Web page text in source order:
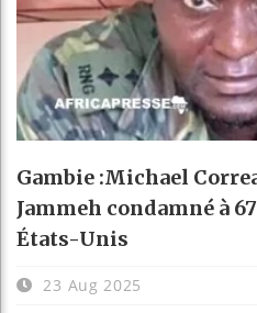
Gambie :Michael
Jammeh condamné à
États-Unis
23 Aug 2025